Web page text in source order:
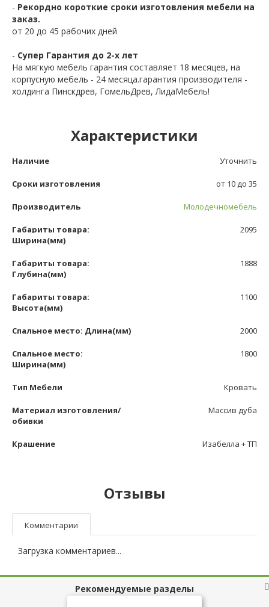
- Рекордно короткие сроки изготовления мебели на
заказ.
от 20 до 45 рабочих дней
- Супер Гарантия до 2-х лет
На мягкую мебель гарантия составляет 18 месяцев, на
корпусную мебель - 24 месяца.гарантия производителя -
холдинга Пинскдрев, ГомельДрев, ЛидаМебель!
Характеристики
Наличие Уточнить
Сроки изготовления от 10 до 35
Производитель Молодечномебель
Габариты товара:
Ширина(мм)
2095
Габариты товара:
Глубина(мм)
1888
Габариты товара:
Высота(мм)
1100
Спальное место: Длина(мм) 2000
Спальное место:
Ширина(мм)
1800
Тип Мебели Кровать
Материал изготовления/
обивки
Массив дуба
Крашение Изабелла + ТП
Отзывы
Комментарии
Загрузка комментариев...
Рекомендуемые разделы